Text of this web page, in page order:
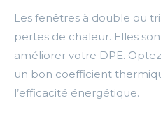
Les fenêtres à double ou
pertes de chaleur. Elles
améliorer votre DPE.
un bon coefficient
l’efficacité énergétique.